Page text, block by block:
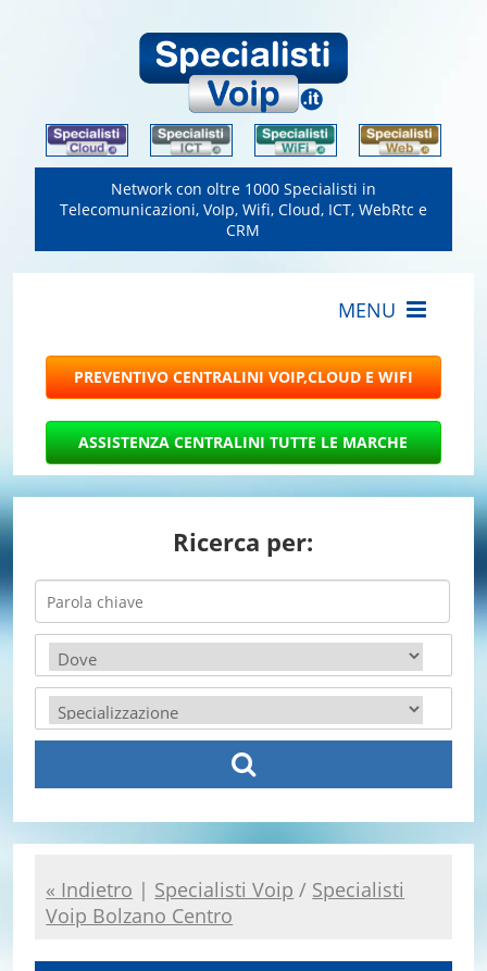
Network con oltre 1000 Specialisti in
Telecomunicazioni, VoIp, Wifi, Cloud, ICT, WebRtc e
CRM
Ricerca per:
« Indietro | Specialisti Voip / Specialisti
Voip Bolzano Centro